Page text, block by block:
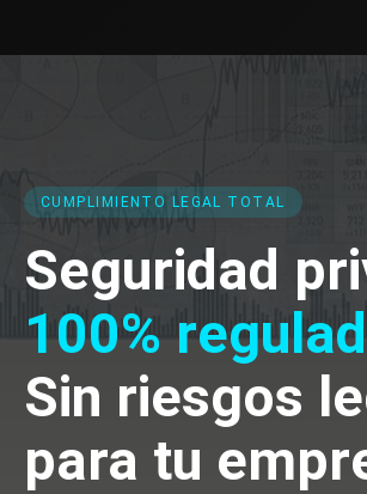
CUMPLIMIENTO LEGAL TOTAL
Seguridad
100%
Sin riesgos
para tu